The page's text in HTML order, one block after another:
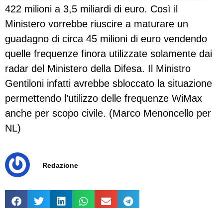
422 milioni a 3,5 miliardi di euro. Così il
Ministero vorrebbe riuscire a maturare un
guadagno di circa 45 milioni di euro vendendo
quelle frequenze finora utilizzate solamente dai
radar del Ministero della Difesa. Il Ministro
Gentiloni infatti avrebbe sbloccato la situazione
permettendo l’utilizzo delle frequenze WiMax
anche per scopo civile. (Marco Menoncello per
NL)
Redazione